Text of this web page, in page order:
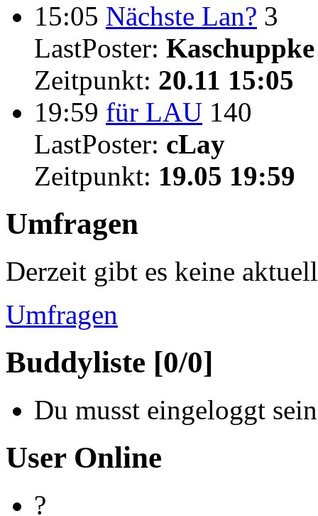
15:05 Nächste Lan? 3
LastPoster: Kaschuppke
Zeitpunkt: 20.11 15:05
19:59 für LAU 140
LastPoster: cLay
Zeitpunkt: 19.05 19:59
Umfragen
Derzeit gibt es keine
Umfragen
Buddyliste [0/0]
Du musst eingeloggt
User Online
?